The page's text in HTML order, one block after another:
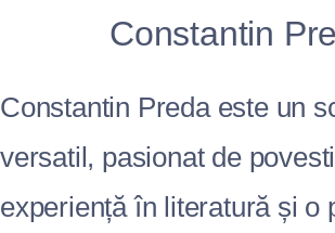
Constantin
Constantin Preda este un
versatil, pasionat de
experiență în literatură și o